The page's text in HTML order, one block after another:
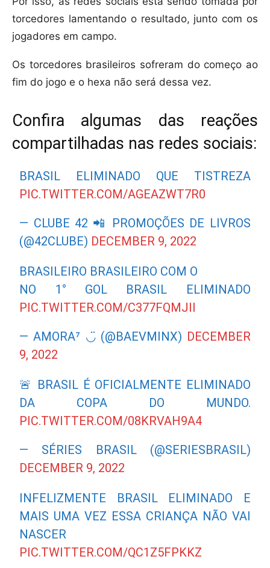
torcedores lamentando o resultado, junto com os
jogadores em campo.
Os torcedores brasileiros sofreram do começo ao
fim do jogo e o hexa não será dessa vez.
Confira algumas das reações
compartilhadas nas redes sociais:
BRASIL ELIMINADO QUE TISTREZA
PIC.TWITTER.COM/AGEAZWT7R0
— CLUBE 42 📲 PROMOÇÕES DE LIVROS
(@42CLUBE) DECEMBER 9, 2022
BRASILEIRO BRASILEIRO COM O
NO 1° GOL BRASIL ELIMINADO
PIC.TWITTER.COM/C377FQMJII
— AMORA⁷ ◡̈ (@BAEVMINX) DECEMBER
9, 2022
🚨 BRASIL É OFICIALMENTE ELIMINADO
DA COPA DO MUNDO.
PIC.TWITTER.COM/08KRVAH9A4
— SÉRIES BRASIL (@SERIESBRASIL)
DECEMBER 9, 2022
INFELIZMENTE BRASIL ELIMINADO E
MAIS UMA VEZ ESSA CRIANÇA NÃO VAI
NASCER
PIC.TWITTER.COM/QC1Z5FPKKZ